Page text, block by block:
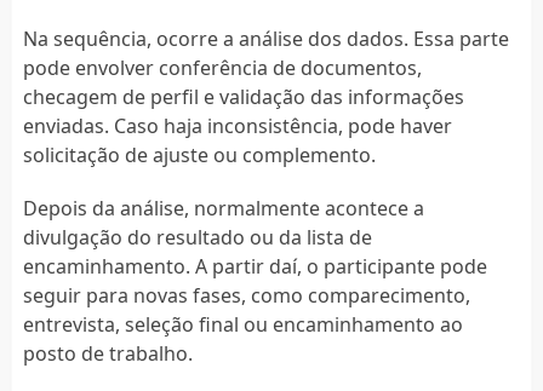
Na sequência, ocorre a análise dos dados. Essa parte
pode envolver conferência de documentos,
checagem de perfil e validação das informações
enviadas. Caso haja inconsistência, pode haver
solicitação de ajuste ou complemento.
Depois da análise, normalmente acontece a
divulgação do resultado ou da lista de
encaminhamento. A partir daí, o participante pode
seguir para novas fases, como comparecimento,
entrevista, seleção final ou encaminhamento ao
posto de trabalho.